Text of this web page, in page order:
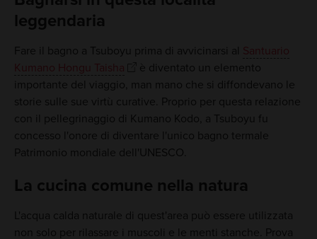
leggendaria
Fare il bagno a Tsuboyu prima di avvicinarsi al Santuario
Kumano Hongu Taisha
è diventato un elemento
importante del viaggio, man mano che si diffondevano le
storie sulle sue virtù curative. Proprio per questa relazione
con il pellegrinaggio di Kumano Kodo, a Tsuboyu fu
concesso l'onore di diventare l'unico bagno termale
Patrimonio mondiale dell'UNESCO.
La cucina comune nella natura
L'acqua calda naturale di quest'area può essere utilizzata
non solo per rilassare i muscoli e le menti stanche. Prova